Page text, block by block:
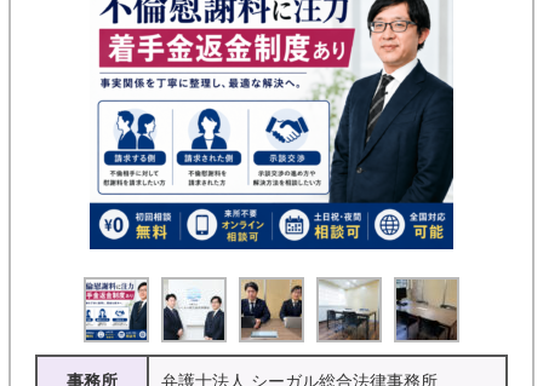
事務所 弁護士法人 シーガル総合法律事務所